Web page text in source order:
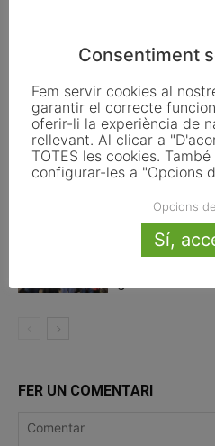
La UE activa
de
afecten els
El Pla de
catalans per
TESTAREG
FER UN COMENTARI
Consentiment
Fem servir cookies al
garantir el correcte
oferir-li la experiència de
rellevant. Al clicar a
TOTES les cookies.
configurar-les a "Opcions
Opcions
Sí,